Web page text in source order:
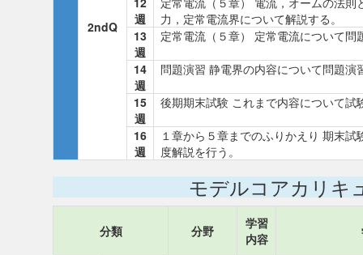
2ndQ
週
力，定常電流界について解説する。
13
週
定常電流（５章） 定常電流について問
14
週
問題演習 静電界の内容について問題演
15
週
後期期末試験 これまで内容について試
16
週
１章から５章までのふりかえり 期末
度解説を行う。
モデルコアカリキ
分類 分野
学習
内容